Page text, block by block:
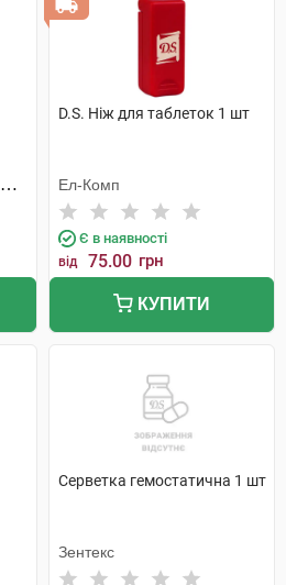
D.S. Ніж для таблеток 1 шт
Ел-Комп
Є в наявності
від 75.00 грн
КУПИТИ
Серветка гемостатична 1 шт
Зентекс